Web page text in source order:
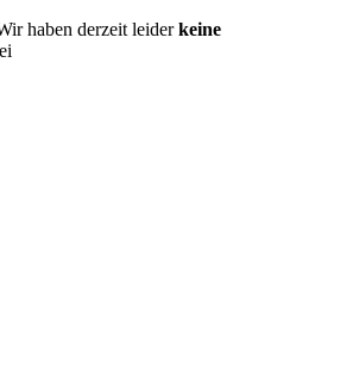
haben derzeit leiderkeine